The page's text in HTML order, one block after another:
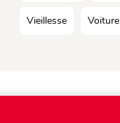
Vieillesse Voiture